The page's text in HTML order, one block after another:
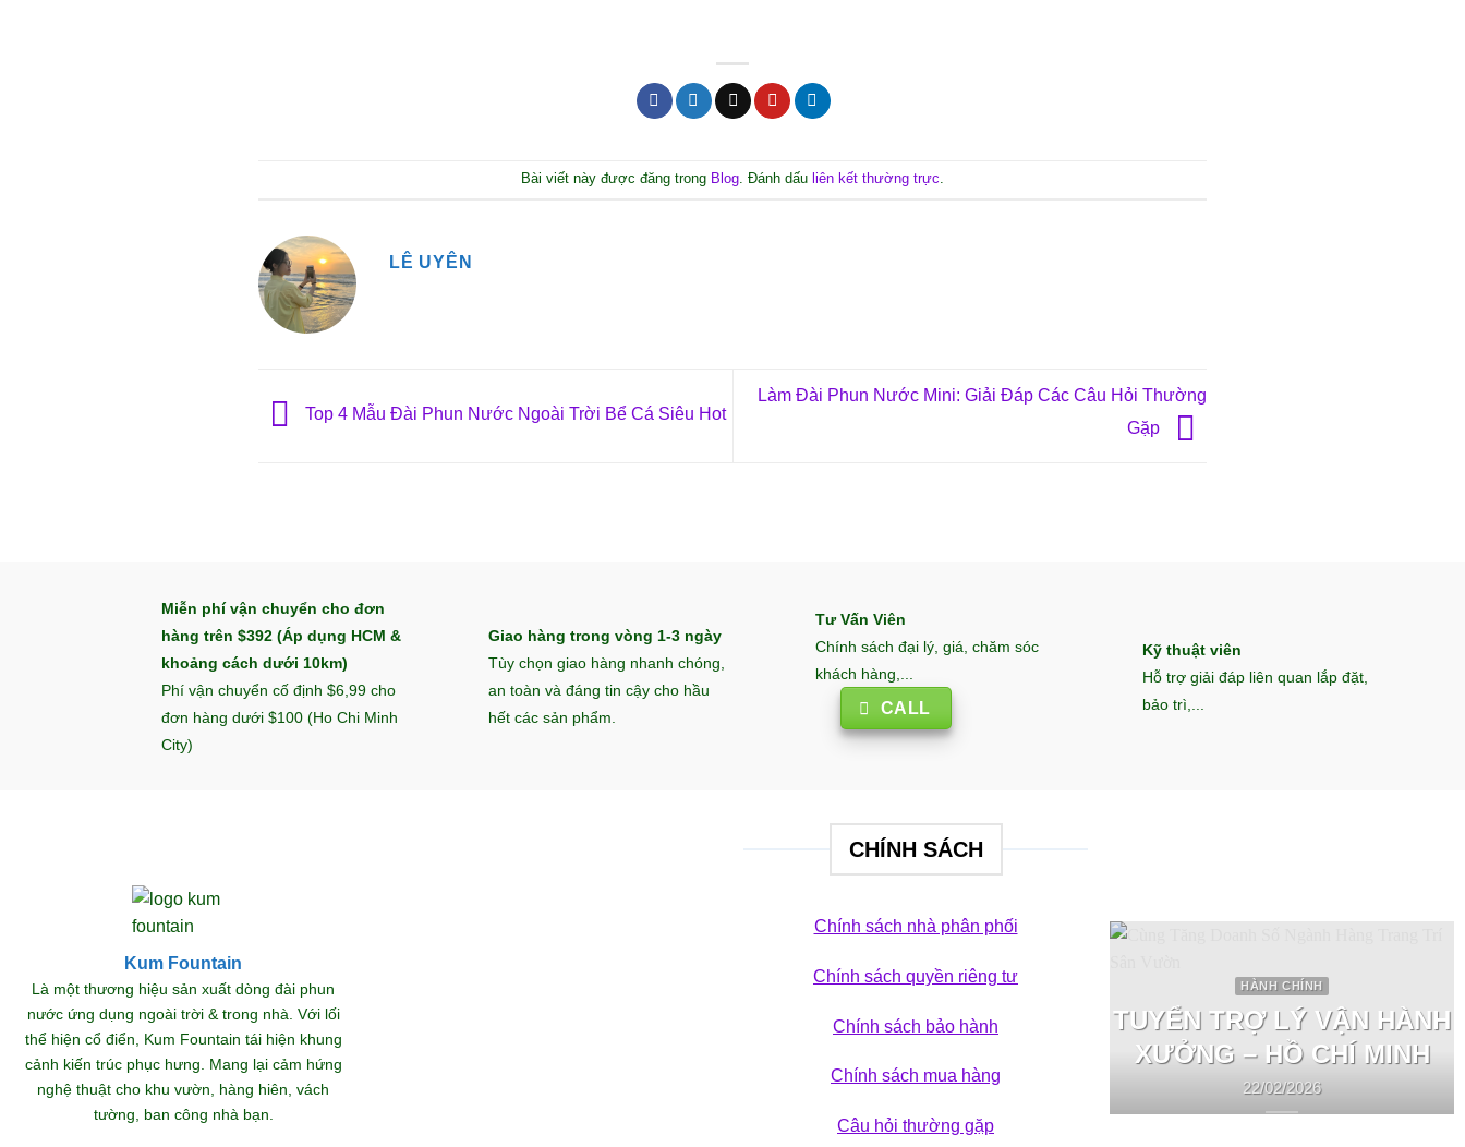
Bài viết này được đăng trong Blog. Đánh dấu liên kết thường trực.
LÊ UYÊN
Top 4 Mẫu Đài Phun Nước Ngoài Trời Bể Cá Siêu Hot
Làm Đài Phun Nước Mini: Giải Đáp Các Câu Hỏi Thường
Gặp
Miễn phí vận chuyển cho đơn
hàng trên $392 (Áp dụng HCM &
khoảng cách dưới 10km)
Phí vận chuyển cố định $6,99 cho
đơn hàng dưới $100 (Ho Chi Minh
City)
Giao hàng trong vòng 1-3 ngày
Tùy chọn giao hàng nhanh chóng,
an toàn và đáng tin cậy cho hầu
hết các sản phẩm.
Tư Vấn Viên
Chính sách đại lý, giá, chăm sóc
khách hàng,...
CALL
Kỹ thuật viên
Hỗ trợ giải đáp liên quan lắp đặt,
bảo trì,...
Kum Fountain
Là một thương hiệu sản xuất dòng đài phun
nước ứng dụng ngoài trời & trong nhà. Với lối
thể hiện cổ điển, Kum Fountain tái hiện khung
cảnh kiến trúc phục hưng. Mang lại cảm hứng
nghệ thuật cho khu vườn, hàng hiên, vách
tường, ban công nhà bạn.
CHÍNH SÁCH
Chính sách nhà phân phối
Chính sách quyền riêng tư
Chính sách bảo hành
Chính sách mua hàng
Câu hỏi thường gặp
HÀNH CHÍNH
TUYỂN TRỢ LÝ VẬN HÀNH
XƯỞNG – HỒ CHÍ MINH
22/02/2026